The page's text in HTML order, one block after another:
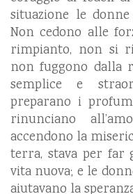
situazione le
Non cedono alle
rimpianto, non si
non fuggono dalla
semplice e
preparano i
rinunciano
accendono la
terra, stava per far
vita nuova; e le
aiutavano la